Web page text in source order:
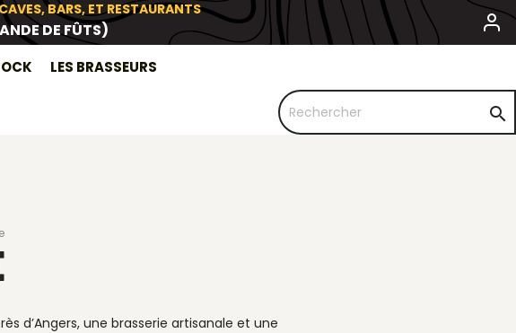
BARS, ET RESTAURANTS
DE FÛTS)
LES BRASSEURS

d’Angers, une brasserie artisanale et une